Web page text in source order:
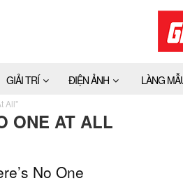
GIẢI TRÍ ĐIỆN ẢNH LÀNG
All"
ONE AT ALL
No One